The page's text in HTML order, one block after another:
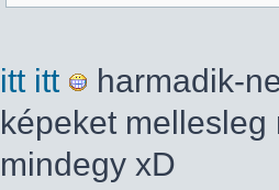
itt itt
harmadik-
képeket
mindegy xD